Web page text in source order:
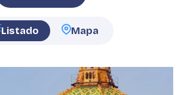
Listado Mapa